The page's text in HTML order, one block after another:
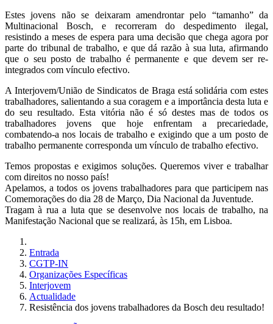
Estes jovens não se deixaram amendrontar pelo “tamanho” da
Multinacional Bosch, e recorreram do despedimento ilegal,
resistindo a meses de espera para uma decisão que chega agora por
parte do tribunal de trabalho, e que dá razão à sua luta, afirmando
que o seu posto de trabalho é permanente e que devem ser re-
integrados com vínculo efectivo.
A Interjovem/União de Sindicatos de Braga está solidária com estes
trabalhadores, salientando a sua coragem e a importância desta luta e
do seu resultado. Esta vitória não é só destes mas de todos os
trabalhadores jovens que hoje enfrentam a precariedade,
combatendo-a nos locais de trabalho e exigindo que a um posto de
trabalho permanente corresponda um vínculo de trabalho efectivo.
Temos propostas e exigimos soluções. Queremos viver e trabalhar
com direitos no nosso país!
Apelamos, a todos os jovens trabalhadores para que participem nas
Comemorações do dia 28 de Março, Dia Nacional da Juventude.
Tragam à rua a luta que se desenvolve nos locais de trabalho, na
Manifestação Nacional que se realizará, às 15h, em Lisboa.
Entrada
CGTP-IN
Organizações Específicas
Interjovem
Actualidade
Resistência dos jovens trabalhadores da Bosch deu resultado!